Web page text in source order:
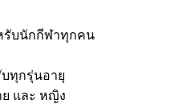
รับนักกีฬาทุกคน
บทุกรุ่นอายุ
ย และ หญิง